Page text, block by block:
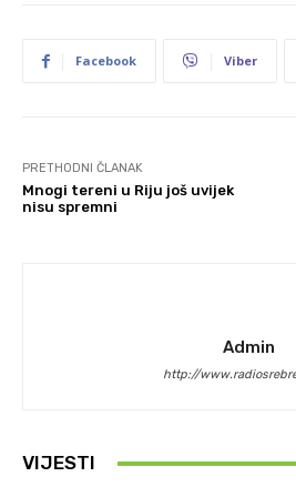
Facebook Viber
PRETHODNI ČLANAK
Mnogi tereni u Riju još uvijek
nisu spremni
Admin
http://
VIJESTI